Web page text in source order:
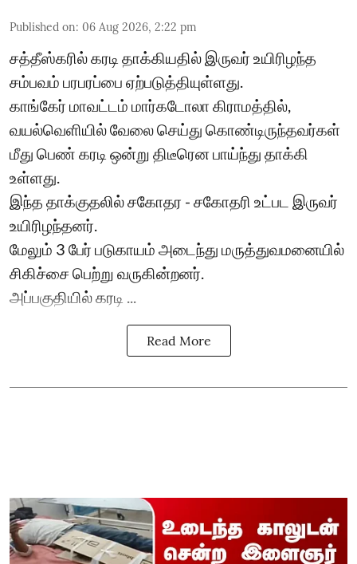
Published on: 06 Aug 2026, 2:22 pm
சத்தீஸ்கரில் கரடி தாக்கியதில் இருவர் உயிரிழந்த
சம்பவம் பரபரப்பை ஏற்படுத்தியுள்ளது.
காங்கேர் மாவட்டம் மார்கடோலா கிராமத்தில்,
வயல்வெளியில் வேலை செய்து கொண்டிருந்தவர்கள்
மீது பெண் கரடி ஒன்று திடீரென பாய்ந்து தாக்கி
உள்ளது.
இந்த தாக்குதலில் சகோதர - சகோதரி உட்பட இருவர்
உயிரிழந்தனர்.
மேலும் 3 பேர் படுகாயம் அடைந்து மருத்துவமனையில்
சிகிச்சை பெற்று வருகின்றனர்.
அப்பகுதியில் கரடி ...
Read More